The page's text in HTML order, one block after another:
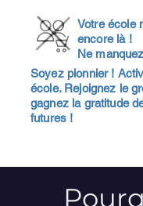
Votre école
encore là !
Ne
Soyez pionnier !
école. Rejoignez le
gagnez la gratitude
futures !